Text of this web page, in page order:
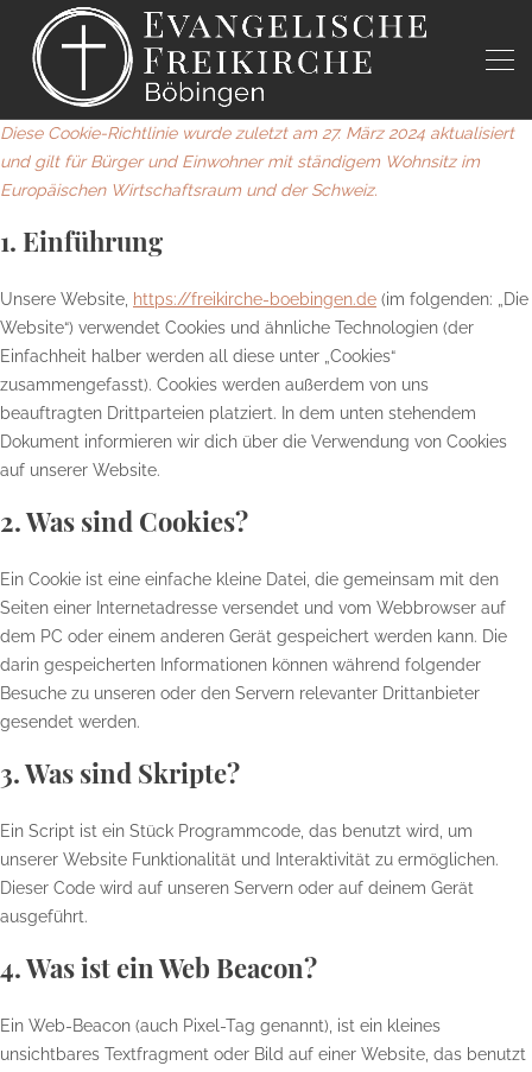
Diese Cookie-Richtlinie wurde zuletzt am 27. März 2024 aktualisiert
und gilt für Bürger und Einwohner mit ständigem Wohnsitz im
Europäischen Wirtschaftsraum und der Schweiz.
1. Einführung
Unsere Website, https://freikirche-boebingen.de (im folgenden: „Die
Website“) verwendet Cookies und ähnliche Technologien (der
Einfachheit halber werden all diese unter „Cookies“
zusammengefasst). Cookies werden außerdem von uns
beauftragten Drittparteien platziert. In dem unten stehendem
Dokument informieren wir dich über die Verwendung von Cookies
auf unserer Website.
2. Was sind Cookies?
Ein Cookie ist eine einfache kleine Datei, die gemeinsam mit den
Seiten einer Internetadresse versendet und vom Webbrowser auf
dem PC oder einem anderen Gerät gespeichert werden kann. Die
darin gespeicherten Informationen können während folgender
Besuche zu unseren oder den Servern relevanter Drittanbieter
gesendet werden.
3. Was sind Skripte?
Ein Script ist ein Stück Programmcode, das benutzt wird, um
unserer Website Funktionalität und Interaktivität zu ermöglichen.
Dieser Code wird auf unseren Servern oder auf deinem Gerät
ausgeführt.
4. Was ist ein Web Beacon?
Ein Web-Beacon (auch Pixel-Tag genannt), ist ein kleines
unsichtbares Textfragment oder Bild auf einer Website, das benutzt